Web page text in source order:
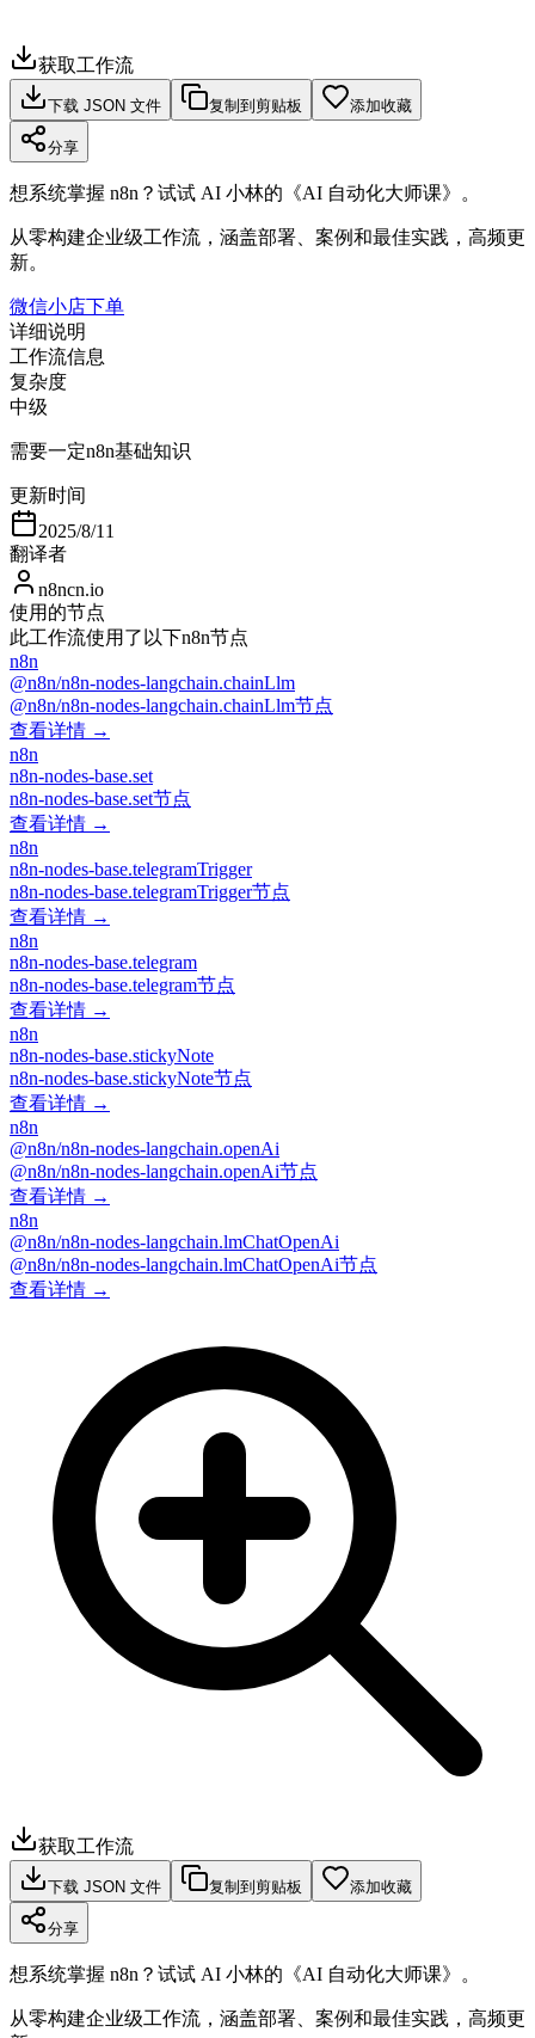
获取工作流
下载 JSON 文件 复制到剪贴板 添加收藏
分享
想系统掌握 n8n？试试 AI 小林的《AI 自动化大师课》。
从零构建企业级工作流，涵盖部署、案例和最佳实践，高频更
新。
微信小店下单
详细说明
工作流信息
复杂度
中级
需要一定n8n基础知识
更新时间
2025/8/11
翻译者
n8ncn.io
使用的节点
此工作流使用了以下n8n节点
n8n
@n8n/n8n-nodes-langchain.chainLlm
@n8n/n8n-nodes-langchain.chainLlm节点
查看详情 →
n8n
n8n-nodes-base.set
n8n-nodes-base.set节点
查看详情 →
n8n
n8n-nodes-base.telegramTrigger
n8n-nodes-base.telegramTrigger节点
查看详情 →
n8n
n8n-nodes-base.telegram
n8n-nodes-base.telegram节点
查看详情 →
n8n
n8n-nodes-base.stickyNote
n8n-nodes-base.stickyNote节点
查看详情 →
n8n
@n8n/n8n-nodes-langchain.openAi
@n8n/n8n-nodes-langchain.openAi节点
查看详情 →
n8n
@n8n/n8n-nodes-langchain.lmChatOpenAi
@n8n/n8n-nodes-langchain.lmChatOpenAi节点
查看详情 →
获取工作流
下载 JSON 文件 复制到剪贴板 添加收藏
分享
想系统掌握 n8n？试试 AI 小林的《AI 自动化大师课》。
从零构建企业级工作流，涵盖部署、案例和最佳实践，高频更